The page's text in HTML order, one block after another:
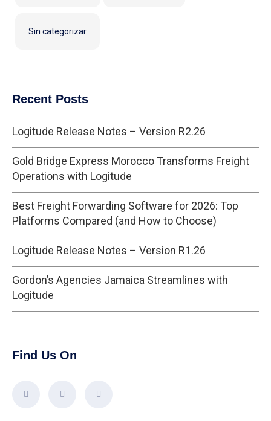
Sin categorizar
Recent Posts
Logitude Release Notes – Version R2.26
Gold Bridge Express Morocco Transforms Freight
Operations with Logitude
Best Freight Forwarding Software for 2026: Top
Platforms Compared (and How to Choose)
Logitude Release Notes – Version R1.26
Gordon’s Agencies Jamaica Streamlines with
Logitude
Find Us On